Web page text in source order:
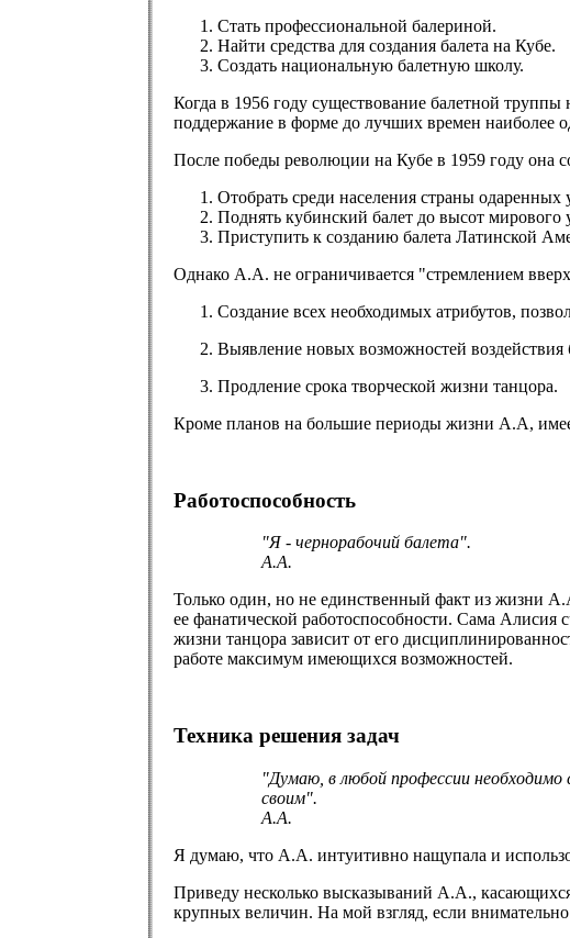
Стать профессиональной балериной.
Найти средства для создания балета на Кубе.
Создать национальную балетную школу.
Когда в 1956 году существование балетной
поддержание в форме до лучших времен наиболее
После победы революции на Кубе в 1959 году она
Отобрать среди населения страны одаренных
Поднять кубинский балет до высот мирового
Приступить к созданию балета Латинской
Однако А.А. не ограничивается "стремлением
Создание всех необходимых атрибутов,
Выявление новых возможностей воздействия
Продление срока творческой жизни танцора.
Кроме планов на большие периоды жизни А.А,
Работоспособность
"Я - чернорабочий балета".
А.А.
Только один, но не единственный факт из жизни
ее фанатической работоспособности. Сама Алисия
жизни танцора зависит от его
работе максимум имеющихся возможностей.
Техника решения задач
"Думаю, в любой профессии
своим".
А.А.
Я думаю, что А.А. интуитивно нащупала и
Приведу несколько высказываний А.А.,
крупных величин. На мой взгляд, если